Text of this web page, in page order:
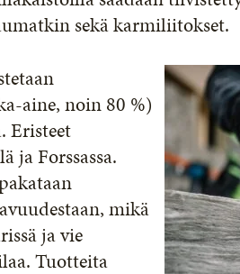
sekä karmiliitokset.
aine, noin 80 %)
Eristeet
ja Forssassa.
mikä
ja vie
Tuotteita